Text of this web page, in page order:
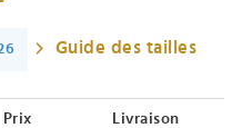
Guide des tailles
Prix Livraison